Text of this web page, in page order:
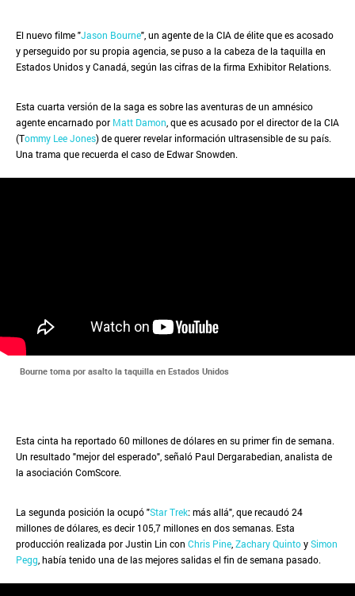
El nuevo filme "Jason Bourne", un agente de la CIA de élite que es acosado
y perseguido por su propia agencia, se puso a la cabeza de la taquilla en
Estados Unidos y Canadá, según las cifras de la firma Exhibitor Relations.
Esta cuarta versión de la saga es sobre las aventuras de un amnésico
agente encarnado por Matt Damon , que es acusado por el director de la CIA
(Tommy Lee Jones) de querer revelar información ultrasensible de su país.
Una trama que recuerda el caso de Edwar Snowden.
Bourne toma por asalto la taquilla en Estados Unidos
Esta cinta ha reportado 60 millones de dólares en su primer fin de semana.
Un resultado "mejor del esperado", señaló Paul Dergarabedian, analista de
la asociación ComScore.
La segunda posición la ocupó "Star Trek: más allá", que recaudó 24
millones de dólares, es decir 105,7 millones en dos semanas. Esta
producción realizada por Justin Lin con Chris Pine Zachary QuintoySimon
Pegg , había tenido una de las mejores salidas el fin de semana pasado.